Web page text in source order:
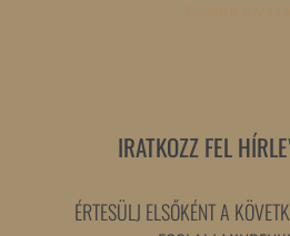
IRATKOZZ FEL
ÉRTESÜLJ ELSŐKÉNT A